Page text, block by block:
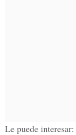
Le puede interesar: